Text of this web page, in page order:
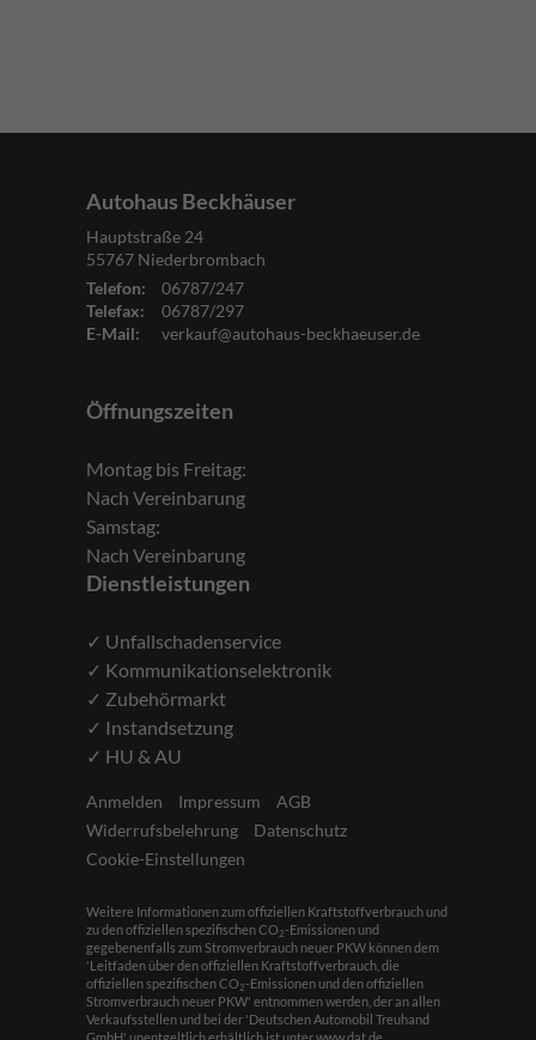
Autohaus Beckhäuser
Hauptstraße 24
55767 Niederbrombach
Telefon:
06787/247
Telefax:
06787/297
E-Mail:
verkauf@autohaus-beckhaeuser.de
Öffnungszeiten
Montag bis Freitag:
Nach Vereinbarung
Samstag:
Nach Vereinbarung
Dienstleistungen
✓ Unfallschadenservice
✓ Kommunikationselektronik
✓ Zubehörmarkt
✓ Instandsetzung
✓ HU & AU
Anmelden Impressum
AGB
Widerrufsbelehrung
Datenschutz
Cookie-Einstellungen
Weitere Informationen zum offiziellen Kraftstoffverbrauch und
zu den offiziellen spezifischen CO 2-Emissionen und
gegebenenfalls zum Stromverbrauch neuer PKW können dem
'Leitfaden über den offiziellen Kraftstoffverbrauch, die
offiziellen spezifischen CO 2-Emissionen und den offiziellen
Stromverbrauch neuer PKW' entnommen werden, der an allen
Verkaufsstellen und bei der 'Deutschen Automobil Treuhand